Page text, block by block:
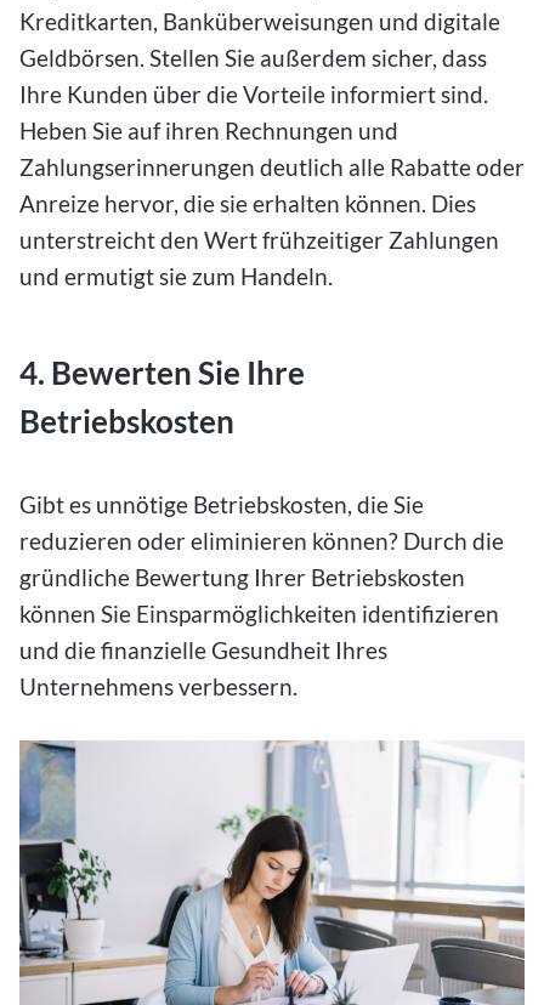
Kreditkarten, Banküberweisungen und digitale
Geldbörsen. Stellen Sie außerdem sicher, dass
Ihre Kunden über die Vorteile informiert sind.
Heben Sie auf ihren Rechnungen und
Zahlungserinnerungen deutlich alle Rabatte oder
Anreize hervor, die sie erhalten können. Dies
unterstreicht den Wert frühzeitiger Zahlungen
und ermutigt sie zum Handeln.
4. Bewerten Sie Ihre
Betriebskosten
Gibt es unnötige Betriebskosten, die Sie
reduzieren oder eliminieren können? Durch die
gründliche Bewertung Ihrer Betriebskosten
können Sie Einsparmöglichkeiten identifizieren
und die finanzielle Gesundheit Ihres
Unternehmens verbessern.